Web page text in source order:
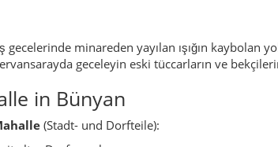
weite Sicht.
im Alltag.
Leben.
& Felder.